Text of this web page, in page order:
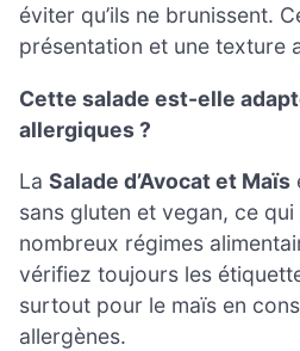
éviter qu’ils ne brunissent.
présentation et une texture
Cette salade est-elle
allergiques ?
La Salade d’Avocat et Maïs
sans gluten et vegan, ce
nombreux régimes
vérifiez toujours les
surtout pour le maïs en
allergènes.